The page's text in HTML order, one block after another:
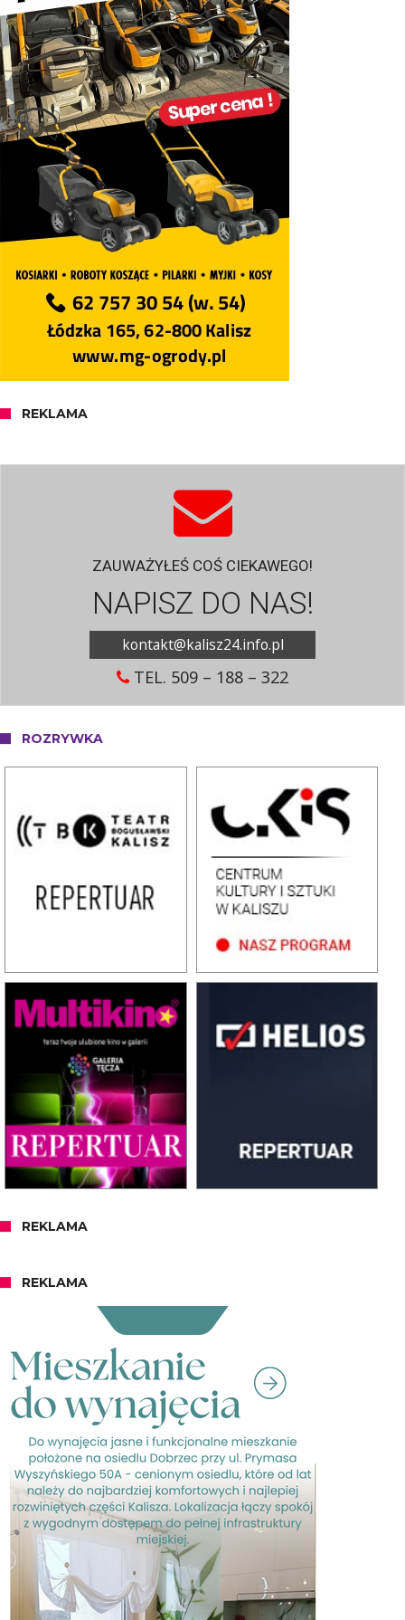
REKLAMA
ZAUWAŻYŁEŚ COŚ CIEKAWEGO!
NAPISZ DO NAS!
kontakt@kalisz24.info.pl
TEL. 509 – 188 – 322
ROZRYWKA
REKLAMA
REKLAMA